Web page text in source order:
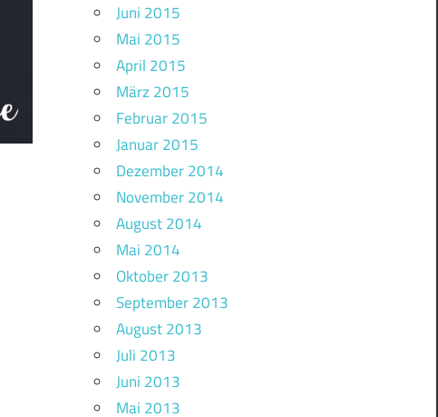
Juni 2015
Mai 2015
April 2015
März 2015
Februar 2015
Januar 2015
Dezember 2014
November 2014
August 2014
Mai 2014
Oktober 2013
September 2013
August 2013
Juli 2013
Juni 2013
Mai 2013